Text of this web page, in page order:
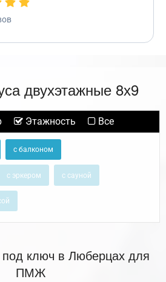
двухэтажные 8х9
Этажность Все
с балконом
с эркером с сауной
ключ в Люберцах для
ПМЖ